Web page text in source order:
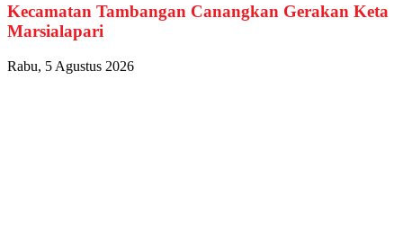
Kecamatan Tambangan Canangkan Gerakan Keta
Marsialapari
Rabu, 5 Agustus 2026